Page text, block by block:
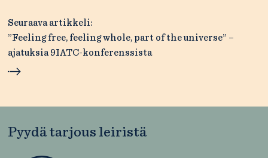
Seuraava artikkeli:
”Feeling free, feeling whole, part of the universe” –
ajatuksia 9IATC-konferenssista
Pyydä tarjous leiristä